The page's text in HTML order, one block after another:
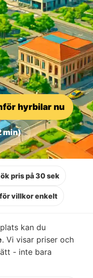
hyrbilar nu
min)
pris på 30 sek
villkor enkelt
kan du
. Vi visar priser och
- inte bara